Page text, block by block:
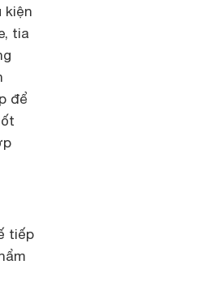
kiện
tia
để
tiếp